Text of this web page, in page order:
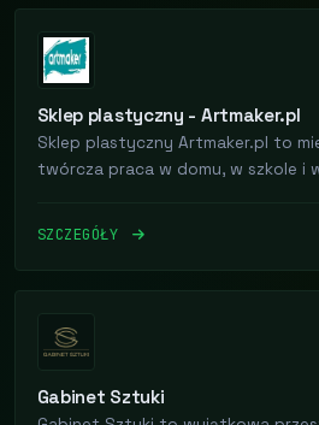
Sklep plastyczny - Artmaker.pl
Sklep plastyczny Artmaker.pl to
twórcza praca w domu, w szkole i
SZCZEGÓŁY
Gabinet Sztuki